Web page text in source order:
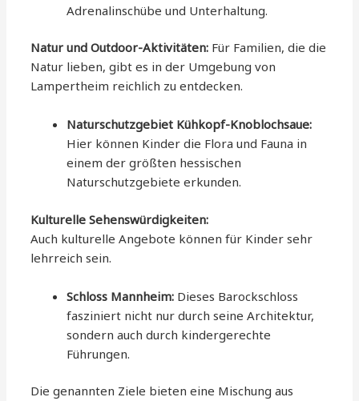
Adrenalinschübe und Unterhaltung.
Natur und Outdoor-Aktivitäten: Für Familien, die die
Natur lieben, gibt es in der Umgebung von
Lampertheim reichlich zu entdecken.
Naturschutzgebiet Kühkopf-Knoblochsaue:
Hier können Kinder die Flora und Fauna in
einem der größten hessischen
Naturschutzgebiete erkunden.
Kulturelle Sehenswürdigkeiten:
Auch kulturelle Angebote können für Kinder sehr
lehrreich sein.
Schloss Mannheim: Dieses Barockschloss
fasziniert nicht nur durch seine Architektur,
sondern auch durch kindergerechte
Führungen.
Die genannten Ziele bieten eine Mischung aus